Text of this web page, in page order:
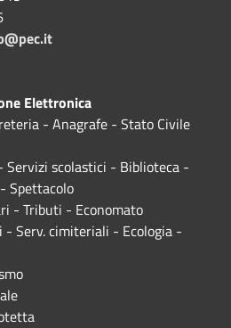
Elettronica
- Anagrafe - Stato Civile
Servizi scolastici - Biblioteca -
Spettacolo
- Tributi - Economato
- Serv. cimiteriali - Ecologia -